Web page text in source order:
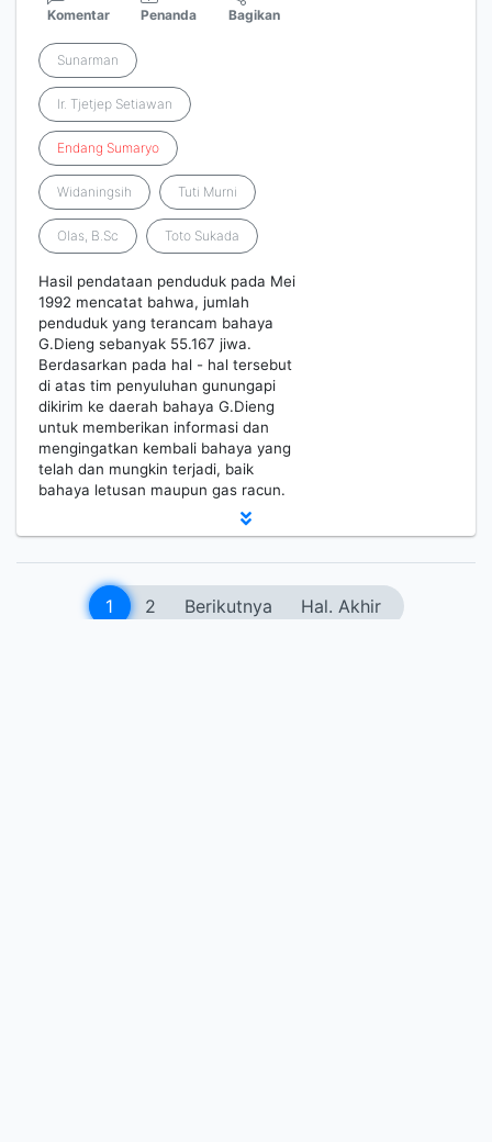
Komentar Penanda Bagikan
Sunarman
Ir. Tjetjep Setiawan
Endang Sumaryo
Widaningsih Tuti Murni
Olas, B.Sc Toto Sukada
Hasil pendataan penduduk pada Mei
1992 mencatat bahwa, jumlah
penduduk yang terancam bahaya
G.Dieng sebanyak 55.167 jiwa.
Berdasarkan pada hal - hal tersebut
di atas tim penyuluhan gunungapi
dikirim ke daerah bahaya G.Dieng
untuk memberikan informasi dan
mengingatkan kembali bahaya yang
telah dan mungkin terjadi, baik
bahaya letusan maupun gas racun.
1 2 Berikutnya Hal. Akhir